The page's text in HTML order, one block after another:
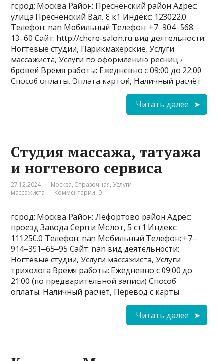
город: Москва Район: Пресненский район Адрес:
улица Пресненский Вал, 8 к1 Индекс: 123022.0
Телефон: nan Мобильный Телефон: +7‒904‒568‒
13‒60 Сайт: http://chere-salon.ru вид деятельности:
Ногтевые студии, Парикмахерские, Услуги
массажиста, Услуги по оформлению ресниц /
бровей Время работы: Ежедневно с 09:00 до 22:00
Способ оплаты: Оплата картой, Наличный расчёт
Читать далее
Студия массажа, татуажа
и ногтевого сервиса
27.12.2024 Москва, Справочная, Услуги
массажиста
Комментарии: 0
город: Москва Район: Лефортово район Адрес:
проезд Завода Серп и Молот, 5 ст1 Индекс:
111250.0 Телефон: nan Мобильный Телефон: +7‒
914‒391‒65‒95 Сайт: nan вид деятельности:
Ногтевые студии, Услуги массажиста, Услуги
трихолога Время работы: Ежедневно с 09:00 до
21:00 (по предварительной записи) Способ
оплаты: Наличный расчёт, Перевод с карты
Читать далее